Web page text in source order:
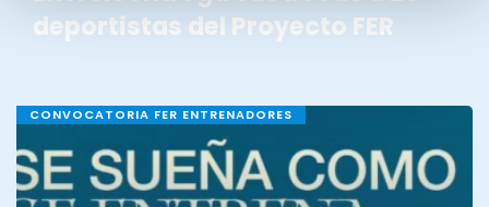
deportistas del Proyecto FER
CONVOCATORIA FER ENTRENADORES